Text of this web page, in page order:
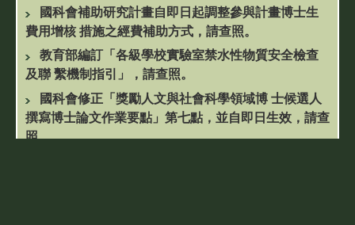
國科會補助研究計畫自即日起調整參與計畫博士生
費用增核 措施之經費補助方式，請查照。
教育部編訂「各級學校實驗室禁水性物質安全檢查
及聯 繫機制指引」，請查照。
國科會修正「獎勵人文與社會科學領域博 士候選人
撰寫博士論文作業要點」第七點，並自即日生效，請查
照。